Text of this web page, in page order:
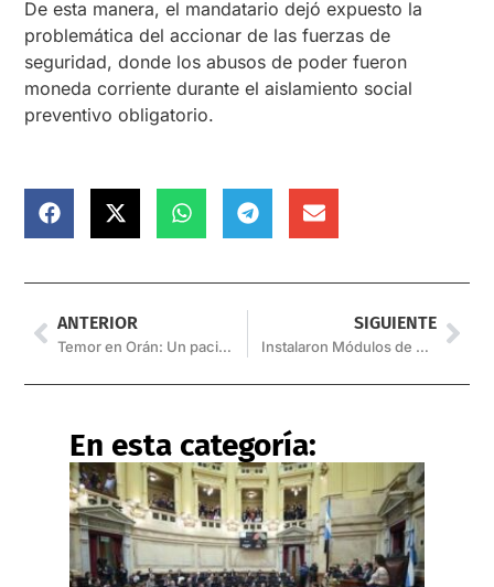
De esta manera, el mandatario dejó expuesto la
problemática del accionar de las fuerzas de
seguridad, donde los abusos de poder fueron
moneda corriente durante el aislamiento social
preventivo obligatorio.
ANTERIOR
Temor en Orán: Un paciente tuvo contacto con “un número indeterminado de personas”
SIGUIENTE
Instalaron Módulos de Estacionamiento de Bicicletas en distintos puntos de la ciudad
En esta categoría: